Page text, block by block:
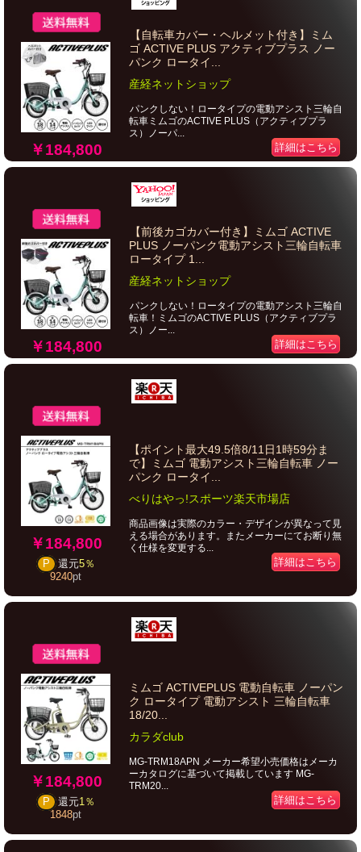
￥184,800
【自転車カバー・ヘルメット付き】ミム
ゴ ACTIVE PLUS アクティブプラス ノー
パンク ロータイ...
産経ネットショップ
パンクしない！ロータイプの電動アシスト三輪自
転車ミムゴのACTIVE PLUS（アクティブプラ
ス）ノーパ...
詳細はこちら
￥184,800
【前後カゴカバー付き】ミムゴ ACTIVE
PLUS ノーパンク電動アシスト三輪自転車
ロータイプ 1...
産経ネットショップ
パンクしない！ロータイプの電動アシスト三輪自
転車！ミムゴのACTIVE PLUS（アクティブプラ
ス）ノー...
詳細はこちら
￥184,800
P 還元5％
9240pt
【ポイント最大49.5倍8/11日1時59分ま
で】ミムゴ 電動アシスト三輪自転車 ノー
パンク ロータイ...
べりはやっ!スポーツ楽天市場店
商品画像は実際のカラー・デザインが異なって見
える場合があります。またメーカーにてお断り無
く仕様を変更する...
詳細はこちら
￥184,800
P 還元1％
1848pt
ミムゴ ACTIVEPLUS 電動自転車 ノーパン
ク ロータイプ 電動アシスト 三輪自転車
18/20...
カラダclub
MG-TRM18APN メーカー希望小売価格はメーカ
ーカタログに基づいて掲載しています MG-
TRM20...
詳細はこちら